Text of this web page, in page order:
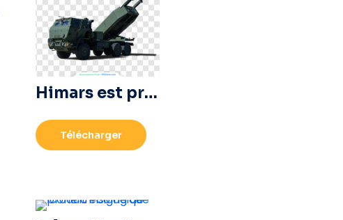
Himars est prêt au combat
Télécharger